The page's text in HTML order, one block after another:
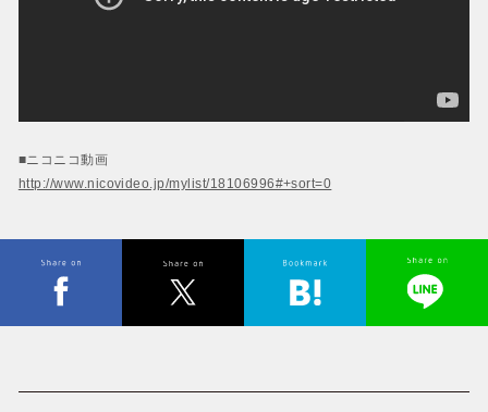
■ニコニコ動画
http://www.nicovideo.jp/mylist/18106996#+sort=0